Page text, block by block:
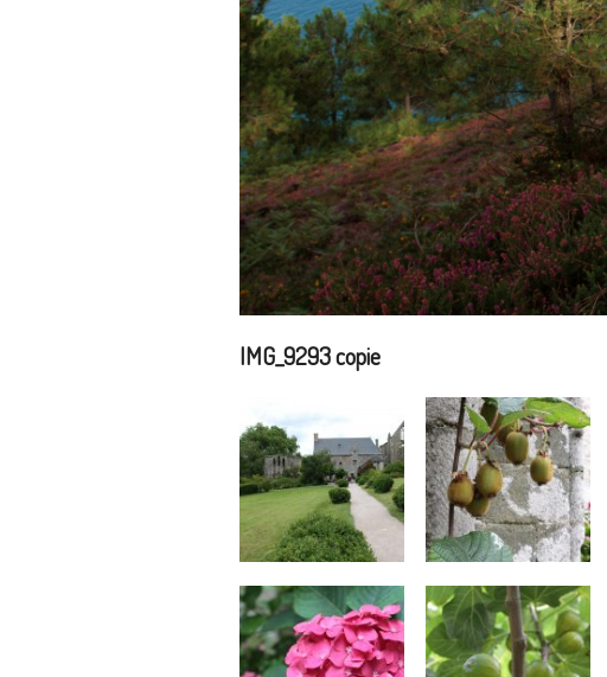
IMG_9293 copie